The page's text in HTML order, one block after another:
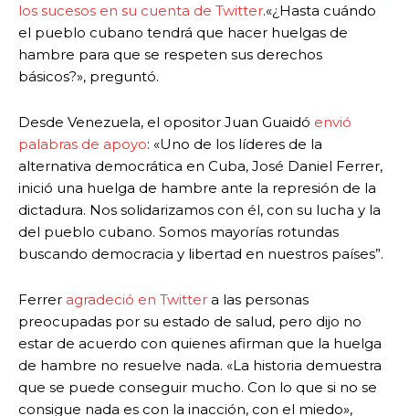
los sucesos en su cuenta de Twitter.«¿Hasta cuándo
el pueblo cubano tendrá que hacer huelgas de
hambre para que se respeten sus derechos
básicos?», preguntó.
Desde Venezuela, el opositor Juan Guaidó envió
palabras de apoyo: «Uno de los líderes de la
alternativa democrática en Cuba, José Daniel Ferrer,
inició una huelga de hambre ante la represión de la
dictadura. Nos solidarizamos con él, con su lucha y la
del pueblo cubano. Somos mayorías rotundas
buscando democracia y libertad en nuestros países”.
Ferrer agradeció en Twitter a las personas
preocupadas por su estado de salud, pero dijo no
estar de acuerdo con quienes afirman que la huelga
de hambre no resuelve nada. «La historia demuestra
que se puede conseguir mucho. Con lo que si no se
consigue nada es con la inacción, con el miedo»,